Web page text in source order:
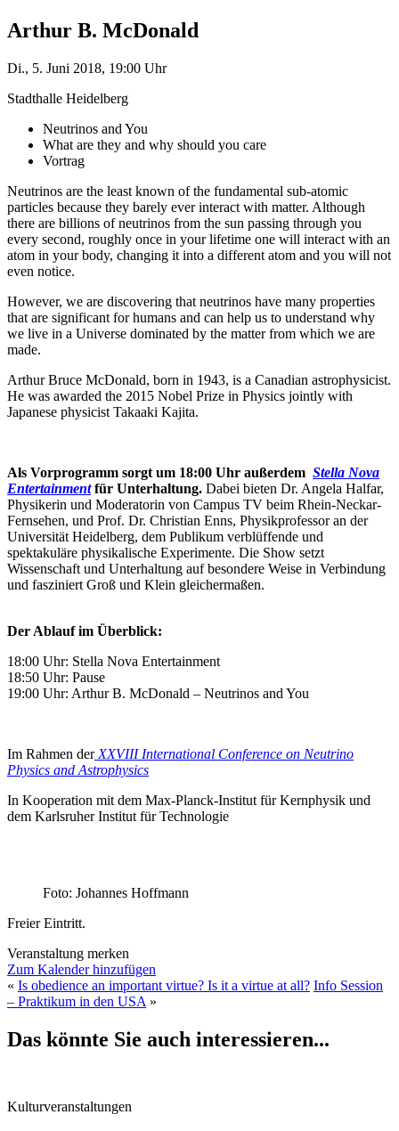
Arthur B. McDonald
Di., 5. Juni 2018, 19:00 Uhr
Stadthalle Heidelberg
Neutrinos and You
What are they and why should you care
Vortrag
Neutrinos are the least known of the fundamental sub-atomic
particles because they barely ever interact with matter. Although
there are billions of neutrinos from the sun passing through you
every second, roughly once in your lifetime one will interact with an
atom in your body, changing it into a different atom and you will not
even notice.
However, we are discovering that neutrinos have many properties
that are significant for humans and can help us to understand why
we live in a Universe dominated by the matter from which we are
made.
Arthur Bruce McDonald, born in 1943, is a Canadian astrophysicist.
He was awarded the 2015 Nobel Prize in Physics jointly with
Japanese physicist Takaaki Kajita.
Als Vorprogramm sorgt um 18:00 Uhr außerdem Stella Nova
Entertainment für Unterhaltung. Dabei bieten Dr. Angela Halfar,
Physikerin und Moderatorin von Campus TV beim Rhein-Neckar-
Fernsehen, und Prof. Dr. Christian Enns, Physikprofessor an der
Universität Heidelberg, dem Publikum verblüffende und
spektakuläre physikalische Experimente. Die Show setzt
Wissenschaft und Unterhaltung auf besondere Weise in Verbindung
und fasziniert Groß und Klein gleichermaßen.
Der Ablauf im Überblick:
18:00 Uhr: Stella Nova Entertainment
18:50 Uhr: Pause
19:00 Uhr: Arthur B. McDonald – Neutrinos and You
Im Rahmen derXXVIII International Conference on Neutrino
Physics and Astrophysics
In Kooperation mit dem Max-Planck-Institut für Kernphysik und
dem Karlsruher Institut für Technologie
Foto: Johannes Hoffmann
Freier Eintritt.
Veranstaltung merken
Zum Kalender hinzufügen
« Is obedience an important virtue? Is it a virtue at all? Info Session
– Praktikum in den USA »
Das könnte Sie auch interessieren...
Kulturveranstaltungen